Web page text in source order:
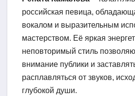
российская певица,
вокалом и выразительным
мастерством. Её яркая
неповторимый стиль
внимание публики и
расплавляться от звуков,
глубокой души.